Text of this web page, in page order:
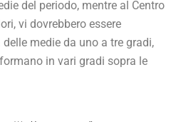
del periodo, mentre al Centro
vi dovrebbero essere
medie da uno a tre gradi,
in vari gradi sopra le